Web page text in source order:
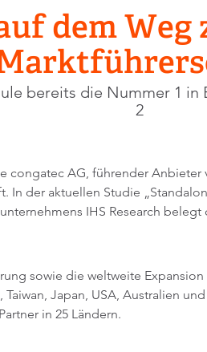
dem
bereits die Nummer 1 in
2
congatec AG, führender
In der aktuellen Studie
IHS Research
sowie die weltweite
Japan, USA, Australien
in 25 Ländern.